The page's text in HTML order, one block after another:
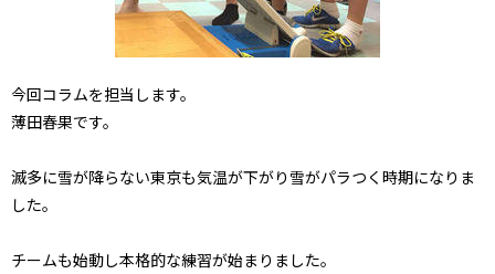
今回コラムを担当します。
薄田春果です。
滅多に雪が降らない東京も気温が下がり雪がパラつく時期になりま
した。
チームも始動し本格的な練習が始まりました。